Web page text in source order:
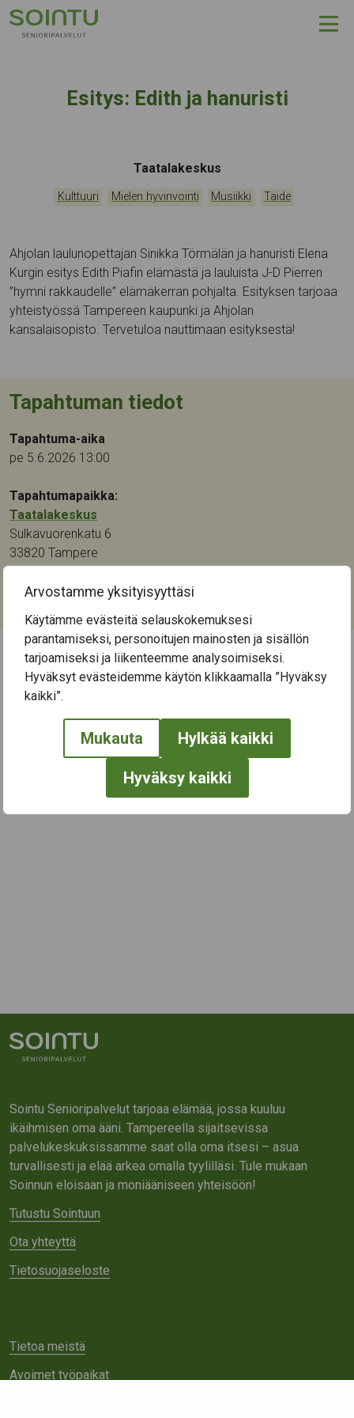
Arvostamme yksityisyyttäsi
Käytämme evästeitä selauskokemuksesi
parantamiseksi, personoitujen mainosten ja sisällön
tarjoamiseksi ja liikenteemme analysoimiseksi.
Hyväksyt evästeidemme käytön klikkaamalla ”Hyväksy
kaikki”.
Mukauta Hylkää kaikki
Hyväksy kaikki
Hyppää sisältöön
Esitys: Edith ja hanuristi
Tapahtumapaikka:
Taatalakeskus
Kategoriat:
Kulttuuri Mielen hyvinvointi Musiikki Taide
Ahjolan laulunopettajan Sinikka Törmälän ja hanuristi Elena
Kurgin esitys Edith Piafin elämästä ja lauluista J-D Pierren
”hymni rakkaudelle” elämäkerran pohjalta. Esityksen tarjoaa
yhteistyössä Tampereen kaupunki ja Ahjolan
kansalaisopisto. Tervetuloa nauttimaan esityksestä!
Tapahtuman tiedot
Tapahtuma-aika
pe 5.6.2026 13:00
Tapahtumapaikka:
Taatalakeskus
Sulkavuorenkatu 6
33820 Tampere
Kategoriat:
← Näytä kaikki tapahtumat
Sointu Senioripalvelut tarjoaa elämää, jossa kuuluu
ikäihmisen oma ääni. Tampereella sijaitsevissa
palvelukeskuksissamme saat olla oma itsesi – asua
turvallisesti ja elää arkea omalla tyylilläsi. Tule mukaan
Soinnun eloisaan ja moniääniseen yhteisöön!
Tutustu Sointuun
Ota yhteyttä
Tietosuojaseloste
Tietoa meistä
Avoimet työpaikat